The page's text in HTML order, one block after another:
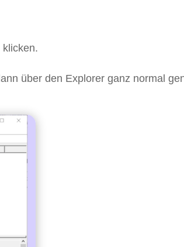
klicken.
über den Explorer ganz normal